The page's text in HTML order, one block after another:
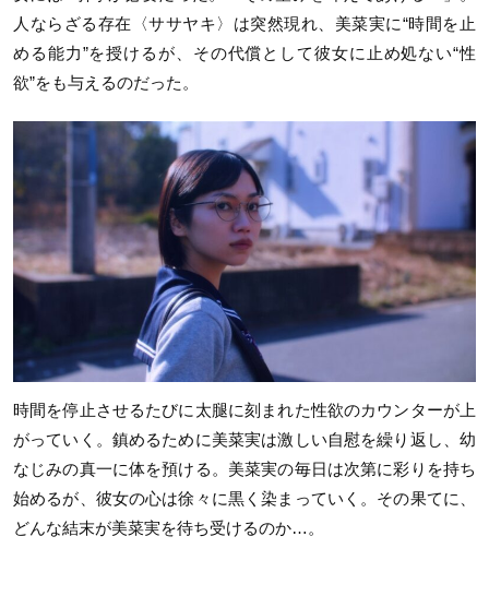
人ならざる存在〈ササヤキ〉は突然現れ、美菜実に“時間を止
める能力”を授けるが、その代償として彼女に止め処ない“性
欲”をも与えるのだった。
時間を停止させるたびに太腿に刻まれた性欲のカウンターが上
がっていく。鎮めるために美菜実は激しい自慰を繰り返し、幼
なじみの真一に体を預ける。美菜実の毎日は次第に彩りを持ち
始めるが、彼女の心は徐々に黒く染まっていく。その果てに、
どんな結末が美菜実を待ち受けるのか…。